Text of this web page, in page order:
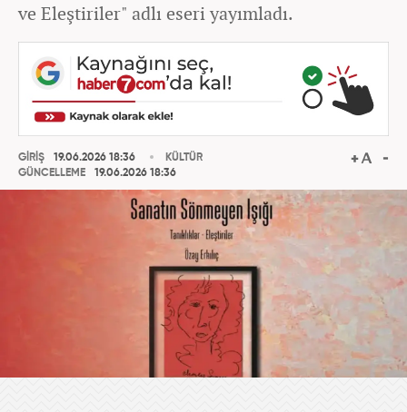
ve Eleştiriler" adlı eseri yayımladı.
GİRİŞ
19.06.2026 18:36
GÜNCELLEME
19.06.2026 18:36
KÜLTÜR